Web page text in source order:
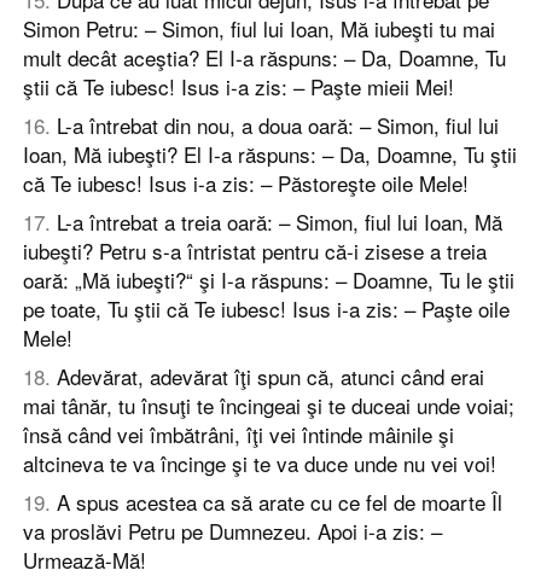
Simon Petru: – Simon, fiul lui Ioan, Mă iubeşti tu mai
mult decât aceştia? El I-a răspuns: – Da, Doamne, Tu
ştii că Te iubesc! Isus i-a zis: – Paşte mieii Mei!
16. L-a întrebat din nou, a doua oară: – Simon, fiul lui
Ioan, Mă iubeşti? El I-a răspuns: – Da, Doamne, Tu ştii
că Te iubesc! Isus i-a zis: – Păstoreşte oile Mele!
17. L-a întrebat a treia oară: – Simon, fiul lui Ioan, Mă
iubeşti? Petru s-a întristat pentru că-i zisese a treia
oară: „Mă iubeşti?“ şi I-a răspuns: – Doamne, Tu le ştii
pe toate, Tu ştii că Te iubesc! Isus i-a zis: – Paşte oile
Mele!
18. Adevărat, adevărat îţi spun că, atunci când erai
mai tânăr, tu însuţi te încingeai şi te duceai unde voiai;
însă când vei îmbătrâni, îţi vei întinde mâinile şi
altcineva te va încinge şi te va duce unde nu vei voi!
19. A spus acestea ca să arate cu ce fel de moarte Îl
va proslăvi Petru pe Dumnezeu. Apoi i-a zis: –
Urmează-Mă!